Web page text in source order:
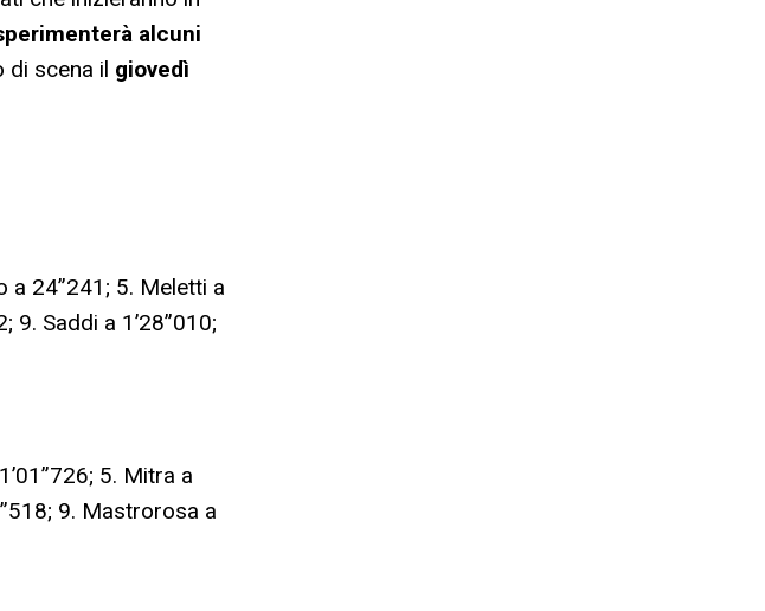
alcuni
di scena il giovedì
a 24”241; 5. Meletti a
9. Saddi a 1’28”010;
5. Mitra a
9. Mastrorosa a